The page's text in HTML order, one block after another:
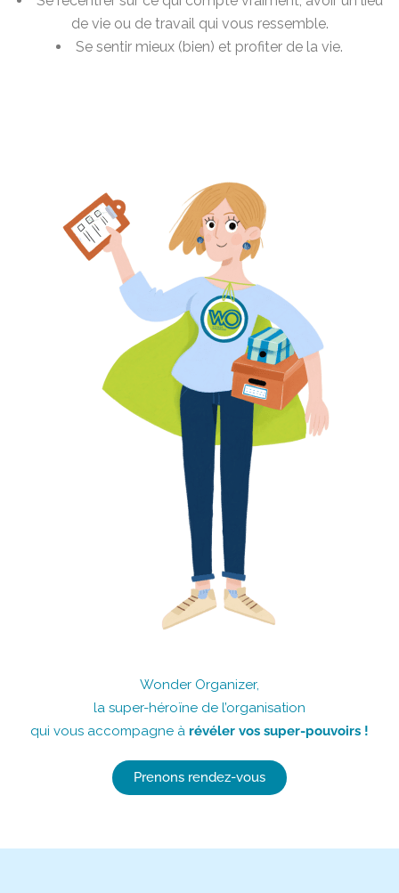
de vie ou de travail qui vous ressemble.
Se sentir mieux (bien) et profiter de la vie.
Wonder Organizer,
la super-héroïne de l’organisation
qui vous accompagne à révéler vos super-pouvoirs !
Prenons rendez-vous